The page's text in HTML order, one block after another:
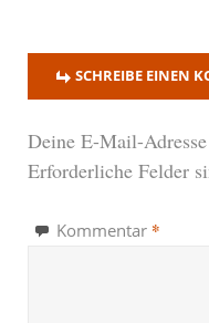
SCHREIBE EINEN
Deine E-Mail-
Erforderliche Felder
Kommentar *